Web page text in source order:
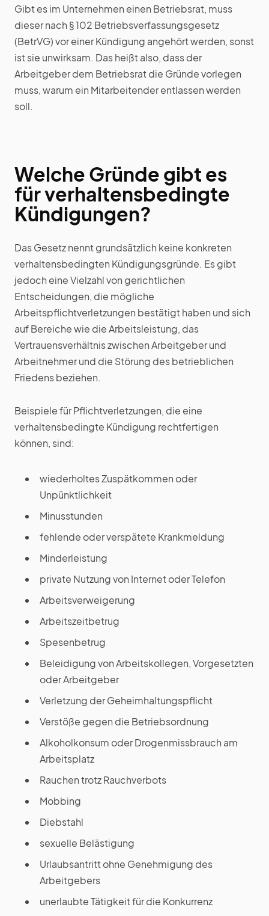
Gibt es im Unternehmen einen Betriebsrat, muss
dieser nach § 102 Betriebsverfassungsgesetz
(BetrVG) vor einer Kündigung angehört werden, sonst
ist sie unwirksam. Das heißt also, dass der
Arbeitgeber dem Betriebsrat die Gründe vorlegen
muss, warum ein Mitarbeitender entlassen werden
soll.
Welche Gründe gibt es
für verhaltensbedingte
Kündigungen?
Das Gesetz nennt grundsätzlich keine konkreten
verhaltensbedingten Kündigungsgründe. Es gibt
jedoch eine Vielzahl von gerichtlichen
Entscheidungen, die mögliche
Arbeitspflichtverletzungen bestätigt haben und sich
auf Bereiche wie die Arbeitsleistung, das
Vertrauensverhältnis zwischen Arbeitgeber und
Arbeitnehmer und die Störung des betrieblichen
Friedens beziehen.
Beispiele für Pflichtverletzungen, die eine
verhaltensbedingte Kündigung rechtfertigen
können, sind:
wiederholtes Zuspätkommen oder
Unpünktlichkeit
Minusstunden
fehlende oder verspätete Krankmeldung
Minderleistung
private Nutzung von Internet oder Telefon
Arbeitsverweigerung
Arbeitszeitbetrug
Spesenbetrug
Beleidigung von Arbeitskollegen, Vorgesetzten
oder Arbeitgeber
Verletzung der Geheimhaltungspflicht
Verstöße gegen die Betriebsordnung
Alkoholkonsum oder Drogenmissbrauch am
Arbeitsplatz
Rauchen trotz Rauchverbots
Mobbing
Diebstahl
sexuelle Belästigung
Urlaubsantritt ohne Genehmigung des
Arbeitgebers
unerlaubte Tätigkeit für die Konkurrenz